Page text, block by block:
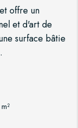
offre un
et d'art de
surface bâtie